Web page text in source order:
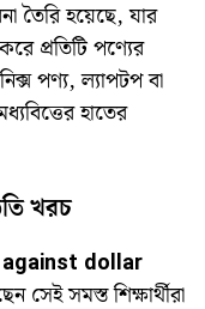
তৈরি হয়েছে, যার
প্রতিটি পণ্যের
পণ্য, ল্যাপটপ বা
হাতের
খরচ
dollar
সমস্ত শিক্ষার্থীরা